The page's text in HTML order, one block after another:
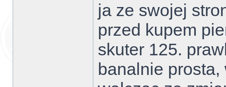
ja ze swojej
przed kupem
skuter 125.
banalnie